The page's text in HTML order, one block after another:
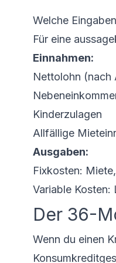
Welche
Für eine
Einnahmen:
Nettolohn (nach
Kinderzulagen
Allfällige
Ausgaben:
Fixkosten:
Variable
Der 36-
Wenn du einen